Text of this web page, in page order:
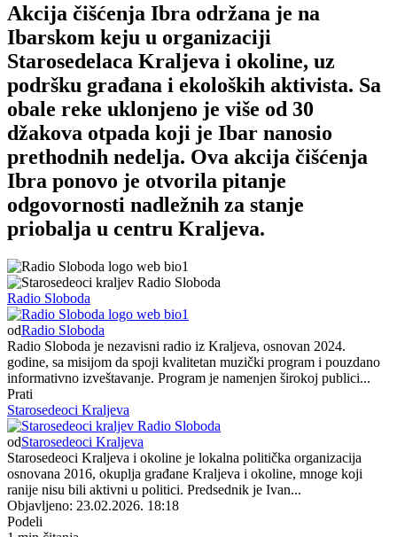
Akcija čišćenja Ibra održana je na
Ibarskom keju u organizaciji
Starosedelaca Kraljeva i okoline, uz
podršku građana i ekoloških aktivista. Sa
obale reke uklonjeno je više od 30
džakova otpada koji je Ibar nanosio
prethodnih nedelja. Ova akcija čišćenja
Ibra ponovo je otvorila pitanje
odgovornosti nadležnih za stanje
priobalja u centru Kraljeva.
Radio Sloboda
odRadio Sloboda
Radio Sloboda je nezavisni radio iz Kraljeva, osnovan 2024.
godine, sa misijom da spoji kvalitetan muzički program i pouzdano
informativno izveštavanje. Program je namenjen širokoj publici...
Prati
Starosedeoci Kraljeva
odStarosedeoci Kraljeva
Starosedeoci Kraljeva i okoline je lokalna politička organizacija
osnovana 2016, okuplja građane Kraljeva i okoline, mnoge koji
ranije nisu bili aktivni u politici. Predsednik je Ivan...
Objavljeno: 23.02.2026. 18:18
Podeli